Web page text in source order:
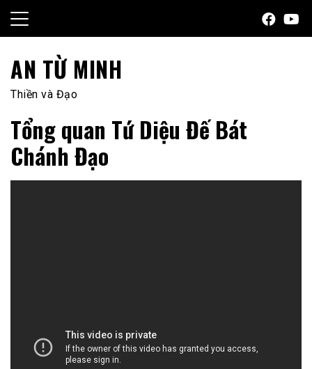
content
AN TỪ MINH
Thiền và Đạo
Tổng quan Tứ Diệu Đế Bát
Chánh Đạo